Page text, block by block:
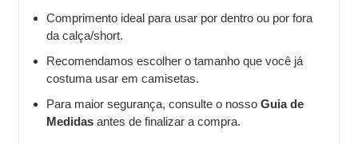
Comprimento ideal para usar por dentro ou por fora
da calça/short.
Recomendamos escolher o tamanho que você já
costuma usar em camisetas.
Para maior segurança, consulte o nosso Guia de
Medidas antes de finalizar a compra.